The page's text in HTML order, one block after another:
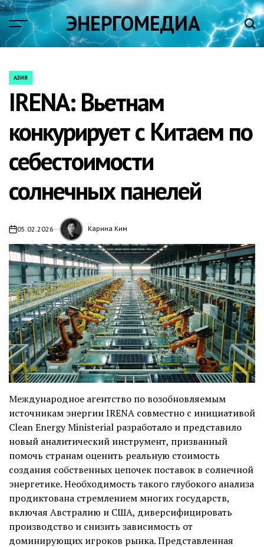
Skip
content
ЭНЕРГОМЕДИА
POSTED
АЗИЯ
IRENA: Вьетнам
конкурирует с Китаем по
себестоимости
солнечных панелей
on05.02.2026 Карина Ким
Международное агентство по возобновляемым
источникам энергии IRENA совместно с инициативой
Clean Energy Ministerial разработало и представило
новый аналитический инструмент, призванный
помочь странам оценить реальную стоимость
создания собственных цепочек поставок в солнечной
энергетике. Необходимость такого глубокого анализа
продиктована стремлением многих государств,
включая Австралию и США, диверсифицировать
производство и снизить зависимость от
доминирующих игроков рынка. Представленная